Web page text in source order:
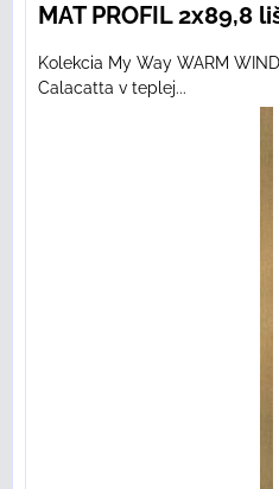
MAT PROFIL 2x89,8
Kolekcia My Way WARM
Calacatta v teplej...